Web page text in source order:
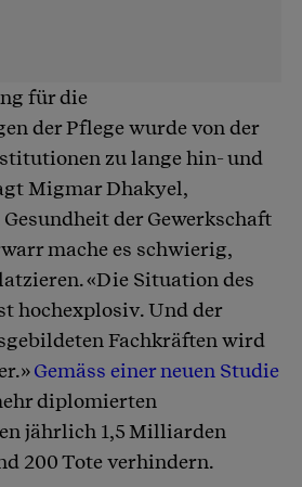
für die
der Pflege wurde von der
zu lange hin- und
Migmar Dhakyel,
der Gewerkschaft
mache es schwierig,
«Die Situation des
hochexplosiv. Und der
Fachkräften wird
Gemäss einer neuen Studie
diplomierten
jährlich 1,5 Milliarden
200 Tote verhindern.